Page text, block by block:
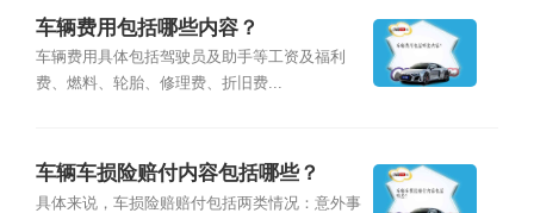
车辆费用包括哪些内容？
车辆费用具体包括驾驶员及助手等工资及福利
费、燃料、轮胎、修理费、折旧费...
车辆车损险赔付内容包括哪些？
具体来说，车损险赔赔付包括两类情况：意外事